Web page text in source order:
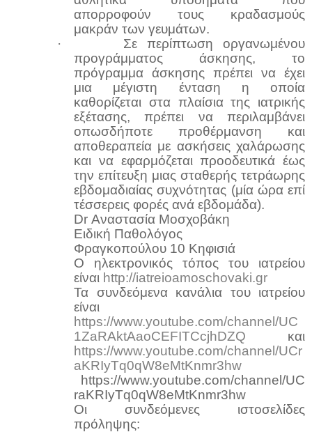
απορροφούν τους κραδασμούς
μακράν των γευμάτων.
·
Σε περίπτωση οργανωμένου
προγράμματος άσκησης, το
πρόγραμμα άσκησης πρέπει να έχει
μια μέγιστη ένταση η οποία
καθορίζεται στα πλαίσια της ιατρικής
εξέτασης, πρέπει να περιλαμβάνει
οπωσδήποτε προθέρμανση και
αποθεραπεία με ασκήσεις χαλάρωσης
και να εφαρμόζεται προοδευτικά έως
την επίτευξη μιας σταθερής τετράωρης
εβδομαδιαίας συχνότητας (μία ώρα επί
τέσσερεις φορές ανά εβδομάδα).
Dr Αναστασία Μοσχοβάκη
Ειδική Παθολόγος
Φραγκοπούλου 10 Κηφισιά
Ο ηλεκτρονικός τόπος του ιατρείου
είναι http://iatreioamoschovaki.gr
Τα συνδεόμενα κανάλια του ιατρείου
είναι
https://www.youtube.com/channel/UC
1ZaRAktAaoCEFITCcjhDZQ και
https://www.youtube.com/channel/UCr
aKRIyTq0qW8eMtKnmr3hw
https://www.youtube.com/channel/UC
raKRIyTq0qW8eMtKnmr3hw
Οι συνδεόμενες ιστοσελίδες
πρόληψης: